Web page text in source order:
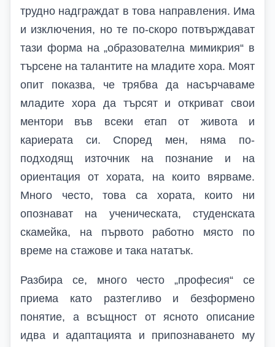
трудно надграждат в това направления. Има
и изключения, но те по-скоро потвърждават
тази форма на „образователна мимикрия“ в
търсене на талантите на младите хора. Моят
опит показва, че трябва да насърчаваме
младите хора да търсят и откриват свои
ментори във всеки етап от живота и
кариерата си. Според мен, няма по-
подходящ източник на познание и на
ориентация от хората, на които вярваме.
Много често, това са хората, които ни
опознават на ученическата, студенската
скамейка, на първото работно място по
време на стажове и така нататък.
Разбира се, много често „професия“ се
приема като разтегливо и безформено
понятие, а всъщност от ясното описание
идва и адаптацията и припознаването му